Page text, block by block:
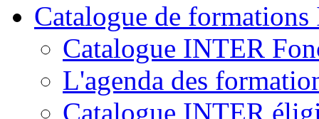
Catalogue de
Catalogue INTER
L'agenda des
Catalogue INTER